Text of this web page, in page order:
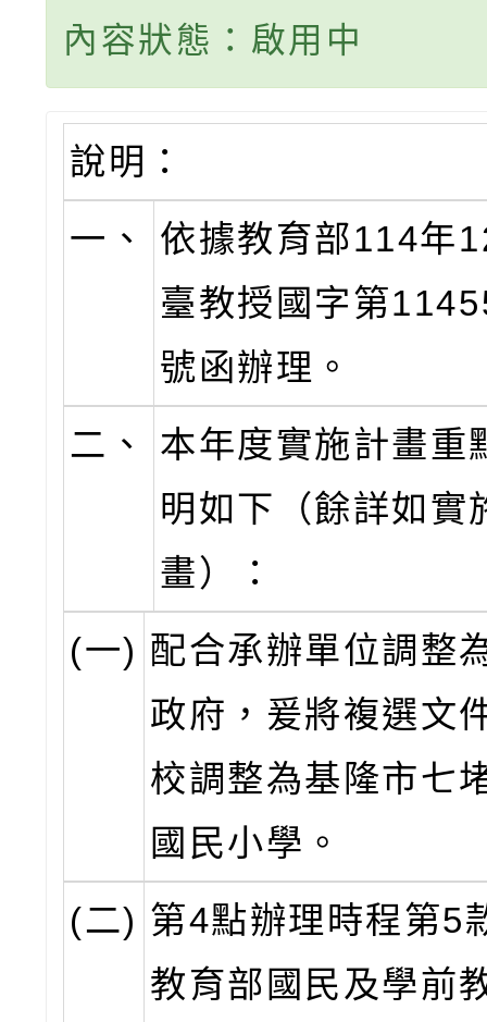
內容狀態：啟用中
說明：
一、
依據教育部114年
臺教授國字第
號函辦理。
二、
本年度實施計畫重
明如下（餘詳如實
畫）：
(一) 配合承辦單位調整
政府，爰將複選文
校調整為基隆市七
國民小學。
(二) 第4點辦理時程第5
教育部國民及學前